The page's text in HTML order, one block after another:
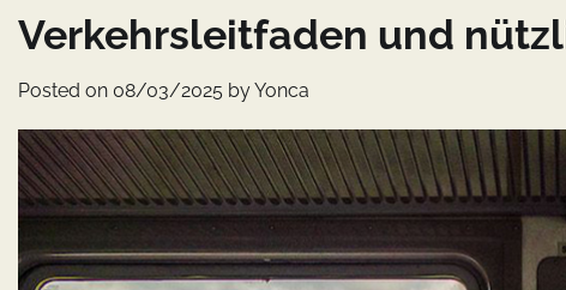
Verkehrsleitfaden und
Posted on 08/03/2025 byYonca